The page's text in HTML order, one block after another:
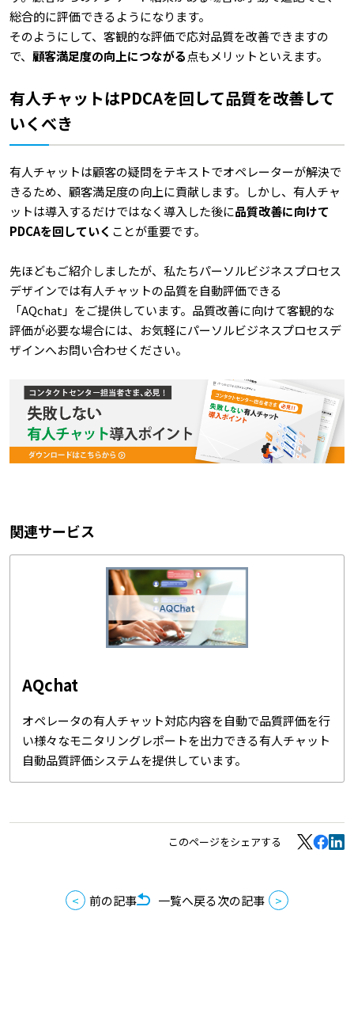
総合的に評価できるようになります。
そのようにして、客観的な評価で応対品質を改善できますの
で、 顧客満足度の向上につながる点もメリットといえます。
有人チャットはPDCAを回して品質を改善して
いくべき
有人チャットは顧客の疑問をテキストでオペレーターが解決で
きるため、顧客満足度の向上に貢献します。しかし、有人チャ
ットは導入するだけではなく導入した後に品質改善に向けて
PDCAを回していく ことが重要です。
先ほどもご紹介しましたが、私たちパーソルビジネスプロセス
デザインでは有人チャットの品質を自動評価できる
「AQchat」をご提供しています。品質改善に向けて客観的な
評価が必要な場合には、お気軽にパーソルビジネスプロセスデ
ザインへお問い合わせください。
関連サービス
AQchat
オペレータの有人チャット対応内容を自動で品質評価を行
い様々なモニタリングレポートを出力できる有人チャット
自動品質評価システムを提供しています。
このページをシェアする
前の記事 一覧へ戻る次の記事